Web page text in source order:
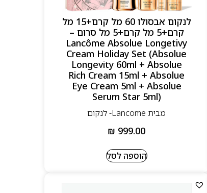
לנקום אבסולו 60 מל קרם+15 מל
קרם+5 מל קרם+5 מל סרום –
Lancôme Absolue Longetivy
Cream Holiday Set (Absolue
Longevity 60ml + Absolue
Rich Cream 15ml + Absolue
Eye Cream 5ml + Absolue
Serum Star 5ml)
מבית Lancome- לנקום
₪ 999.00
הוספה לסל